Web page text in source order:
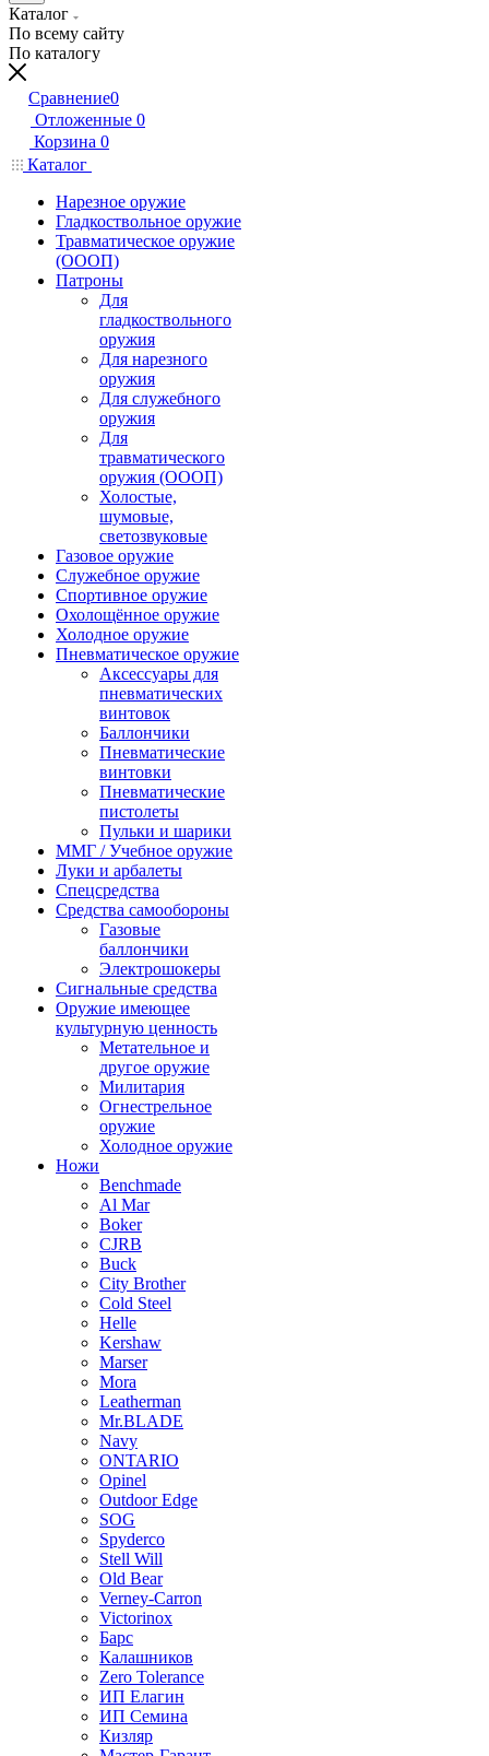
Каталог
По всему сайту
По каталогу
Сравнение0
Отложенные 0
Корзина 0
Каталог
Нарезное оружие
Гладкоствольное оружие
Травматическое оружие
(ОООП)
Патроны
Для
гладкоствольного
оружия
Для нарезного
оружия
Для служебного
оружия
Для
травматического
оружия (ОООП)
Холостые,
шумовые,
светозвуковые
Газовое оружие
Служебное оружие
Спортивное оружие
Охолощённое оружие
Холодное оружие
Пневматическое оружие
Аксессуары для
пневматических
винтовок
Баллончики
Пневматические
винтовки
Пневматические
пистолеты
Пульки и шарики
ММГ / Учебное оружие
Луки и арбалеты
Спецсредства
Средства самообороны
Газовые
баллончики
Электрошокеры
Сигнальные средства
Оружие имеющее
культурную ценность
Метательное и
другое оружие
Милитария
Огнестрельное
оружие
Холодное оружие
Ножи
Benchmade
Al Mar
Boker
CJRB
Buck
City Brother
Cold Steel
Helle
Kershaw
Marser
Mora
Leatherman
Mr.BLADE
Navy
ONTARIO
Opinel
Outdoor Edge
SOG
Spyderco
Stell Will
Old Bear
Verney-Carron
Victorinox
Барс
Калашников
Zero Tolerance
ИП Елагин
ИП Семина
Кизляр